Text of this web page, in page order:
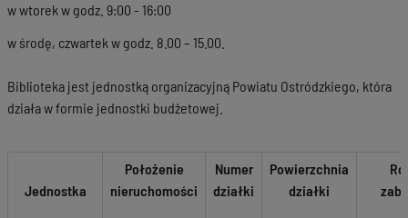
w wtorek w godz. 9:00 - 16:00
w środę, czwartek w godz. 8.00 – 15.00.
Biblioteka jest jednostką organizacyjną Powiatu Ostródzkiego, która
działa w formie jednostki budżetowej.
Jednostka
Położenie
nieruchomości
Numer
działki
Powierzchnia
działki